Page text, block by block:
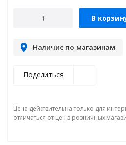
В
Наличие по магазинам
Поделиться
Цена действительна только для
отличаться от цен в розничных